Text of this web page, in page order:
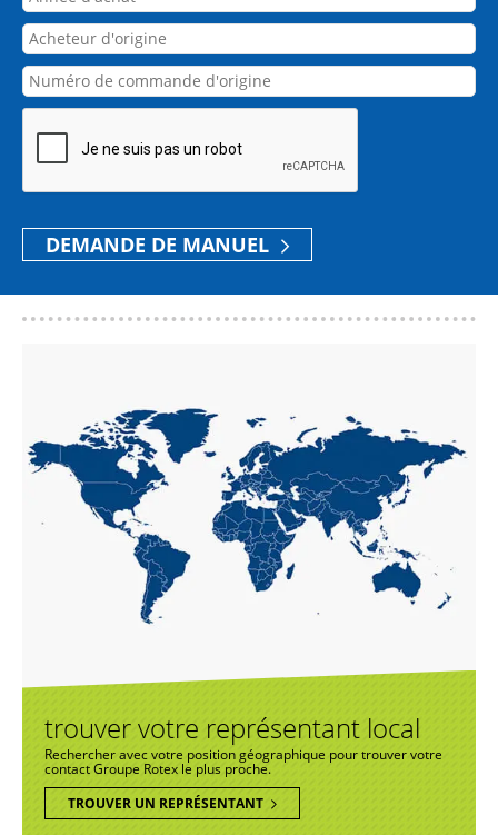
d'achat
Acheteur
d'origine
Numéro
de
d'origine
DEMANDE DE MANUEL
trouver votre représentant local
Rechercher avec votre position géographique pour trouver votre
contact Groupe Rotex le plus proche.
TROUVER UN REPRÉSENTANT